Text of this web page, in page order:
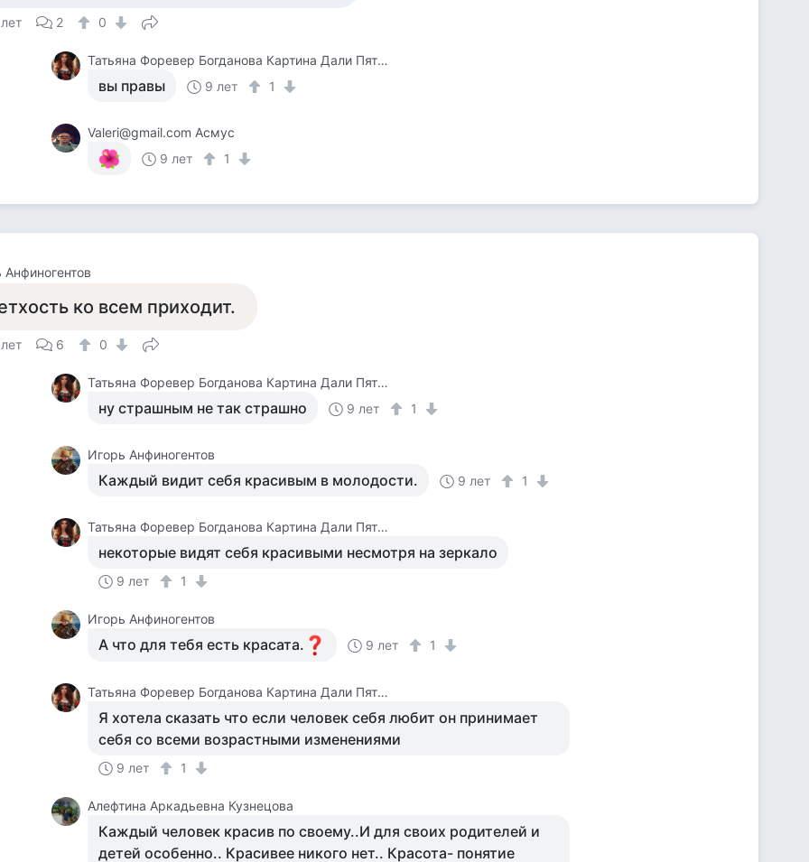
2 0
Татьяна Форевер Богданова Картина Дали Пять Минут До Пробуждения Или Кормежки Кошек
вы правы 9 лет 1
Valeri@gmail.com Асмус
9 лет
1
Анфиногентов
ко всем приходит.
6 0
Татьяна Форевер Богданова Картина Дали Пять Минут До Пробуждения Или Кормежки Кошек
ну страшным не так страшно 9 лет 1
Игорь Анфиногентов
Каждый видит себя красивым в молодости. 9 лет 1
Татьяна Форевер Богданова Картина Дали Пять Минут До Пробуждения Или Кормежки Кошек
некоторые видят себя красивыми несмотря на зеркало
9 лет 1
Игорь Анфиногентов
А что для тебя есть красата. 9 лет 1
Татьяна Форевер Богданова Картина Дали Пять Минут До Пробуждения Или Кормежки Кошек
Я хотела сказать что если человек себя любит он принимает
себя со всеми возрастными изменениями
9 лет 1
Алефтина Аркадьевна Кузнецова
Каждый человек красив по своему..И для своих родителей и
детей особенно.. Красивее никого нет.. Красота- понятие